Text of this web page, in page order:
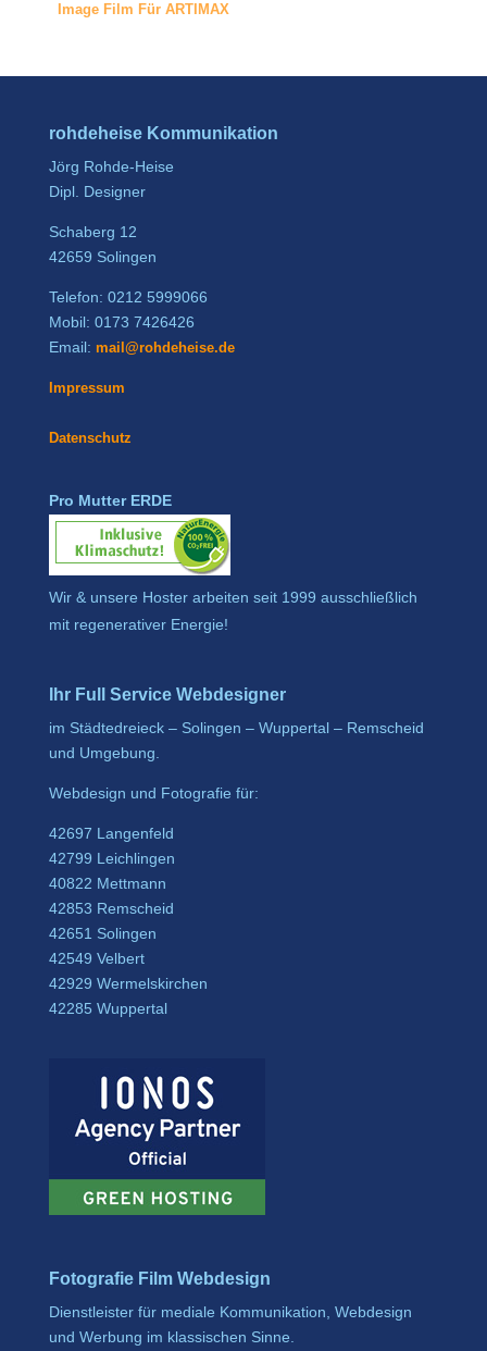
Image Film Für ARTIMAX
rohdeheise Kommunikation
Jörg Rohde-Heise
Dipl. Designer
Schaberg 12
42659 Solingen
Telefon: 0212 5999066
Mobil: 0173 7426426
Email: mail@rohdeheise.de
Impressum
Datenschutz
Pro Mutter ERDE
Wir & unsere Hoster arbeiten seit 1999 ausschließlich
mit regenerativer Energie!
Ihr Full Service Webdesigner
im Städtedreieck – Solingen – Wuppertal – Remscheid
und Umgebung.
Webdesign und Fotografie für:
42697 Langenfeld
42799 Leichlingen
40822 Mettmann
42853 Remscheid
42651 Solingen
42549 Velbert
42929 Wermelskirchen
42285 Wuppertal
Fotografie Film Webdesign
Dienstleister für mediale Kommunikation, Webdesign
und Werbung im klassischen Sinne.